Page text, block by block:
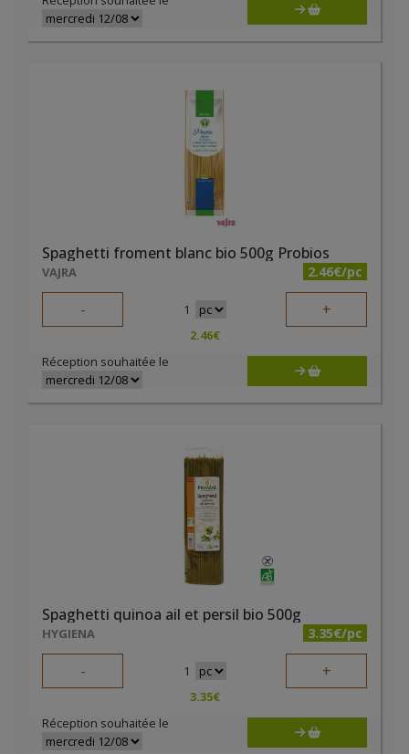
Spaghetti froment blanc bio 500g Probios
VAJRA 2.46€/pc
- 1 +
2.46€
Réception souhaitée le
Spaghetti quinoa ail et persil bio 500g
HYGIENA 3.35€/pc
- 1 +
3.35€
Réception souhaitée le